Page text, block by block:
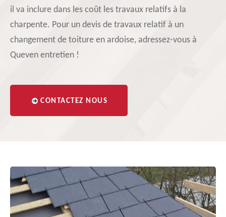
il va inclure dans les coût les travaux relatifs à la
charpente. Pour un devis de travaux relatif à un
changement de toiture en ardoise, adressez-vous à
Queven entretien !
CONTACTEZ NOUS